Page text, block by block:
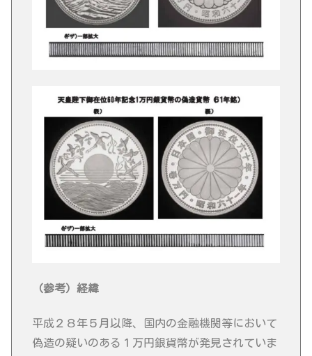
（参考）経緯
平成２８年５月以降、国内の金融機関等において
偽造の疑いのある１万円銀貨幣が発見されていま